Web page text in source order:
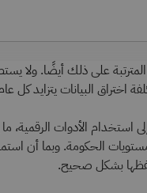
المترتبة على ذلك أيضًا.
البيانات يتزايد كل
استخدام الأدوات
الحكومة. وبما أن
بشكل صحيح.